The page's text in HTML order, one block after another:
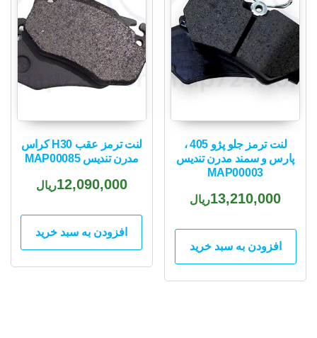
لنت ترمز جلو پژو 405 ،
پارس و سمند مدرن تندیس
MAP00003
13,210,000ریال
افزودن به سبد خرید
لنت ترمز عقب H30 کراس
مدرن تندیس MAP00085
12,090,000ریال
افزودن به سبد خرید